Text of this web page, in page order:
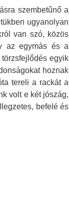
szembetűnő a
ugyanolyan
van szó, közös
az egymás és a
egyik
hoznak
tereli a rackát a
volt e két jószág,
befelé és